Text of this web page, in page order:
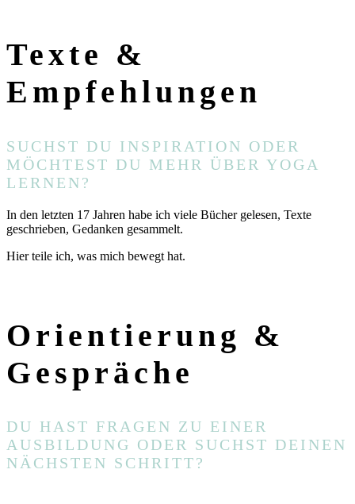
Texte &
Empfehlungen
SUCHST DU INSPIRATION ODER
MÖCHTEST DU MEHR ÜBER YOGA
LERNEN?
In den letzten 17 Jahren habe ich viele Bücher gelesen, Texte
geschrieben, Gedanken gesammelt.
Hier teile ich, was mich bewegt hat.
Orientierung &
Gespräche
DU HAST FRAGEN ZU EINER
AUSBILDUNG ODER SUCHST DEINEN
NÄCHSTEN SCHRITT?